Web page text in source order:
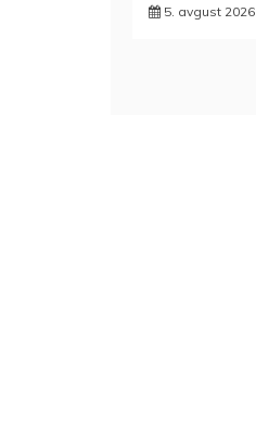
5. avgust 2026.